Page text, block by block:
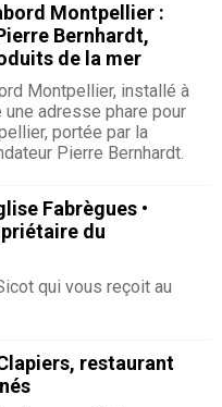
Montpellier :
Bernhardt,
de la mer
Montpellier, installé à
une adresse phare pour
portée par la
Pierre Bernhardt.
Fabrègues •
du
qui vous reçoit au
restaurant